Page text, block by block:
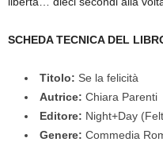
SCHEDA TECNICA DEL
Titolo: Se la felicità
Autrice: Chiara Parenti
Editore: Night+Day
Genere: Commedia